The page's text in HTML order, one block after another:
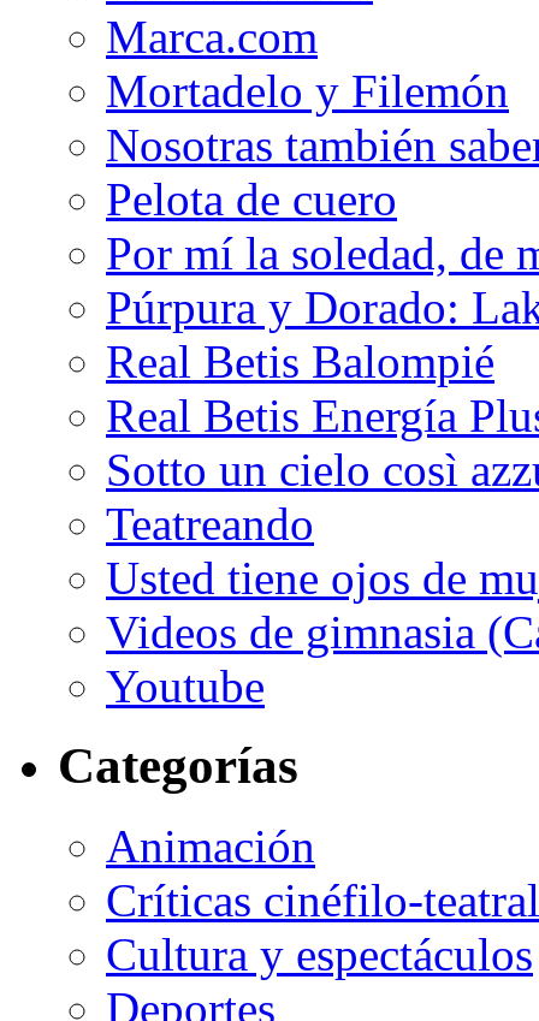
Marca.com
Mortadelo y Filemón
Nosotras también
Pelota de cuero
Por mí la soledad, de
Púrpura y Dorado:
Real Betis Balompié
Real Betis Energía
Sotto un cielo così
Teatreando
Usted tiene ojos de
Videos de gimnasia
Youtube
Categorías
Animación
Críticas cinéfilo-
Cultura y espectáculos
Deportes